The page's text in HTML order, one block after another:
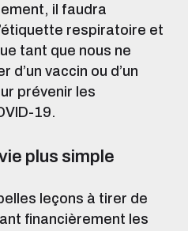
il faudra
respiratoire et
tant que nous ne
vaccin ou d’un
prévenir les
19.
plus simple
leçons à tirer de
financièrement les